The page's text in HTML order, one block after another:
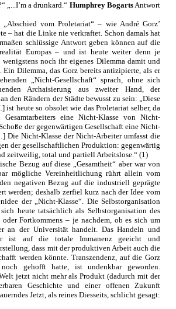
„...I’m a drunkard.“ Humphrey BogartsAntwort
„Abschied vom Proletariat“ – wie André Gorz’
– hat die Linke nie verkraftet. Schon damals hat
schlüssige Antwort geben können auf die
Europas – und ist heute weiter denn je
noch ihr eigenes Dilemma damit und
Ein Dilemma, das Gorz bereits antizipierte, als er
„Nicht-Gesellschaft“ sprach, ohne sich
Archaisierung aus zweiter Hand, der
den Rändern der Städte bewusst zu sein: „Diese
ist heute so obsolet wie das Proletariat selber, da
eine Nicht-Klasse von Nicht-
der gegenwärtigen Gesellschaft eine Nicht-
Die Nicht-Klasse der Nicht-Arbeiter umfasst die
der gesellschaftlichen Produktion: gegenwärtig
zeitweilig, total und partiell Arbeitslose.“ (1)
Bezug auf diese „Gesamtheit“ aber war von
mögliche Vereinheitlichung rührt allein vom
negativen Bezug auf die industriell geprägte
werden; deshalb zerfiel kurz nach der Idee vom
der „Nicht-Klasse“. Die Selbstorganisation
heute tatsächlich als Selbstorganisation des
Fortkommens – je nachdem, ob es sich um
an der Universität handelt. Das Handeln und
ist auf die totale Immanenz geeicht und
dass mit der produktiven Arbeit auch die
werden könnte. Transzendenz, auf die Gorz
gehofft hatte, ist undenkbar geworden.
jetzt nicht mehr als Produkt (dadurch mit der
Geschichte und einer offenen Zukunft
Jetzt, als reines Diesseits, schlicht gesagt: